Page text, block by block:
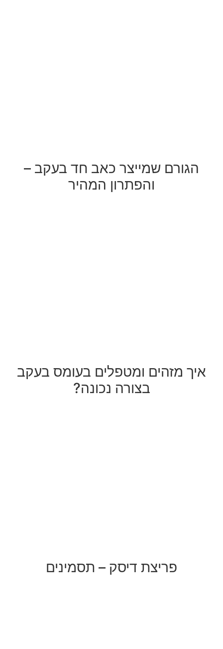
הגורם שמייצר כאב חד בעקב –
והפתרון המהיר
איך מזהים ומטפלים בעומס בעקב
בצורה נכונה?
פריצת דיסק – תסמינים